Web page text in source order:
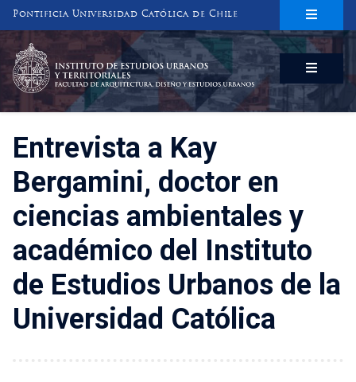
Pontificia Universidad Católica de Chile
INSTITUTO DE ESTUDIOS URBANOS
Y TERRITORIALES
FACULTAD DE ARQUITECTURA, DISEÑO Y ESTUDIOS URBANOS
Entrevista a Kay
Bergamini, doctor en
ciencias ambientales y
académico del Instituto
de Estudios Urbanos de la
Universidad Católica